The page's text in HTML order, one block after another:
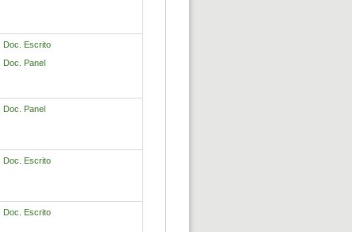
Doc. Escrito
Doc. Panel
Doc. Panel
Doc. Escrito
Doc. Escrito